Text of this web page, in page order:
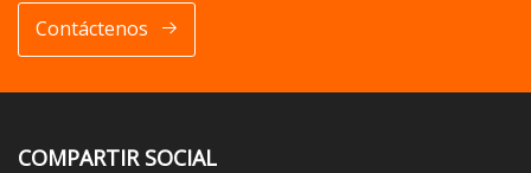
Contáctenos
COMPARTIR SOCIAL